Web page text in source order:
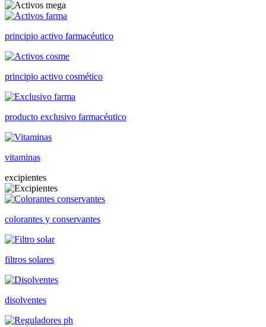
principio activo farmacéutico
principio activo cosmético
producto exclusivo farmacéutico
vitaminas
excipientes
colorantes y conservantes
filtros solares
disolventes